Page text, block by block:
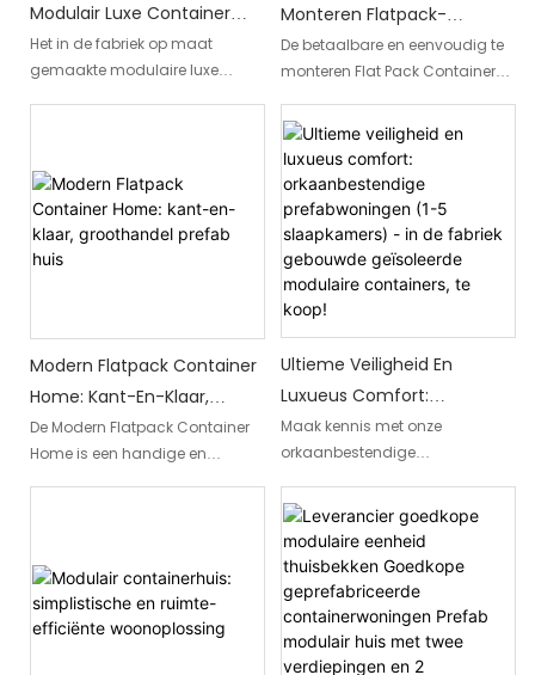
commerciële projecten,
institutionele projecten en
andere toepassingen die een
voor bouwplaatsen,
evenementenlocaties,
onderwijsinstellingen of winkels.
pauzeruimtes
Modulair Luxe Container
Prefab Huis
Voorgemonteerd Huis
Geprefabriceerd Met
Het in de fabriek op maat
gemaakte modulaire luxe
ontworpen met glazen ramen,
waardoor natuurlijk licht de
ruimte binnenkomt. Het biedt
een luxueuze woonervaring
Monteren Flatpack-
Containerwoning - Uw
Perfecte Geprefabriceerde
Woonoplossing!
De betaalbare en eenvoudig te
monteren Flat Pack Container
geprefabriceerde
woonoplossing voor mensen
die op zoek zijn naar gemak en
betaalbaarheid. Met zijn
eenvoudige montageproces
biedt deze modulaire woning
een perfecte combinatie van
functionaliteit en comfort
Modern Flatpack Container
Home: Kant-En-Klaar,
Groothandel Prefab Huis
De Modern Flatpack Container
Home is een handige en
innovatieve containerhuis een
probleemloos bouwproces en
biedt het een moderne
Ultieme Veiligheid En
Luxueus Comfort:
Orkaanbestendige
Prefabwoningen (1-5
Slaapkamers) - In De
Fabriek Gebouwde
Geïsoleerde Modulaire
Containers, Te Koop!
Maak kennis met onze
orkaanbestendige
mix bieden van ultieme
veiligheid en luxueus comfort.
Deze in de fabriek gebouwde
geïsoleerde modulaire
containers, verkrijgbaar in
opties voor 1 tot 5 slaapkamers,
bieden ongeëvenaarde